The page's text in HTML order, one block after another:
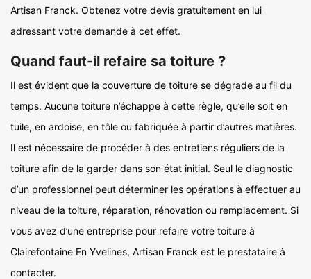
Artisan Franck. Obtenez votre devis gratuitement en lui
adressant votre demande à cet effet.
Quand faut-il refaire sa toiture ?
Il est évident que la couverture de toiture se dégrade au fil du
temps. Aucune toiture n’échappe à cette règle, qu’elle soit en
tuile, en ardoise, en tôle ou fabriquée à partir d’autres matières.
Il est nécessaire de procéder à des entretiens réguliers de la
toiture afin de la garder dans son état initial. Seul le diagnostic
d’un professionnel peut déterminer les opérations à effectuer au
niveau de la toiture, réparation, rénovation ou remplacement. Si
vous avez d’une entreprise pour refaire votre toiture à
Clairefontaine En Yvelines, Artisan Franck est le prestataire à
contacter.